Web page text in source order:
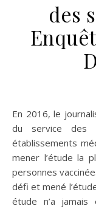
des
En 2016, le journaliste Del Bigtree a lancé un défi au chef
du service des
établissements
mener l’étude la
personnes
défi et mené
étude n’a jamais